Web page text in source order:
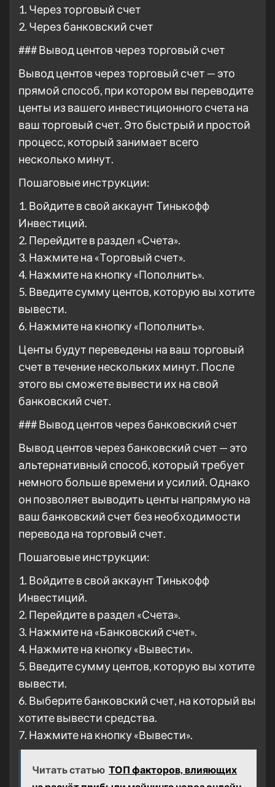
1. Через торговый счет
2. Через банковский счет
### Вывод центов через торговый счет
Вывод центов через торговый счет — это
прямой способ, при котором вы переводите
центы из вашего инвестиционного счета на
ваш торговый счет. Это быстрый и простой
процесс, который занимает всего
несколько минут.
Пошаговые инструкции:
1. Войдите в свой аккаунт Тинькофф
Инвестиций.
2. Перейдите в раздел «Счета».
3. Нажмите на «Торговый счет».
4. Нажмите на кнопку «Пополнить».
5. Введите сумму центов, которую вы хотите
вывести.
6. Нажмите на кнопку «Пополнить».
Центы будут переведены на ваш торговый
счет в течение нескольких минут. После
этого вы сможете вывести их на свой
банковский счет.
### Вывод центов через банковский счет
Вывод центов через банковский счет — это
альтернативный способ, который требует
немного больше времени и усилий. Однако
он позволяет выводить центы напрямую на
ваш банковский счет без необходимости
перевода на торговый счет.
Пошаговые инструкции:
1. Войдите в свой аккаунт Тинькофф
Инвестиций.
2. Перейдите в раздел «Счета».
3. Нажмите на «Банковский счет».
4. Нажмите на кнопку «Вывести».
5. Введите сумму центов, которую вы хотите
вывести.
6. Выберите банковский счет, на который вы
хотите вывести средства.
7. Нажмите на кнопку «Вывести».
Читать статью ТОП факторов, влияющих